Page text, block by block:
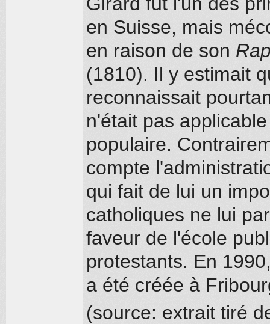
en Suisse, mais
en raison de son
(1810). Il y estimait
reconnaissait
n'était pas
populaire.
compte
qui fait de lui un
catholiques ne lui
faveur de l'école
protestants. En
a été créée à
(source: extrait tiré